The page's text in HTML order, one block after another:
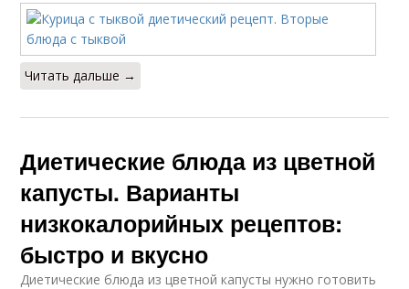
Читать дальше →
Диетические блюда из цветной
капусты. Варианты
низкокалорийных рецептов:
быстро и вкусно
Диетические блюда из цветной капусты нужно готовить